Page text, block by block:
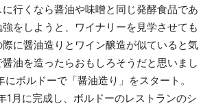
行くなら醤油や味噌と同じ発酵食品であ
をしようと、ワイナリーを見学させても
に醤油造りとワイン醸造が似ていると気
油を造ったらおもしろそうだと思いまし
ボルドーで「醤油造り」をスタート。
1月に完成し、ボルドーのレストランのシ